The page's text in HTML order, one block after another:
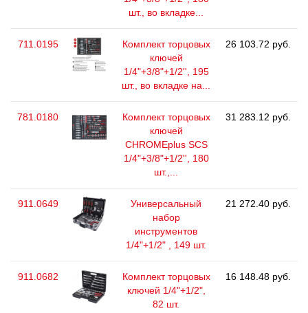
шт., во вкладке...
711.0195
Комплект торцовых
ключей
1/4"+3/8"+1/2'', 195
шт., во вкладке на...
26 103.72 руб.
781.0180
Комплект торцовых
ключей
CHROMEplus SCS
1/4"+3/8"+1/2'', 180
шт.,...
31 283.12 руб.
911.0649
Универсальный
набор
инструментов
1/4"+1/2" , 149 шт.
21 272.40 руб.
911.0682
Комплект торцовых
ключей 1/4"+1/2",
82 шт.
16 148.48 руб.